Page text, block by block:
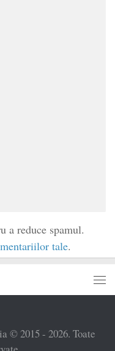
a reduce spamul.
tale.
© 2015 - 2026. Toate